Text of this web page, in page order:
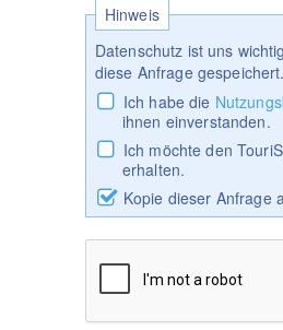
Hinweis
Datenschutz ist uns
diese Anfrage gespeichert.
Ich habe die
ihnen einverstanden.
Ich möchte den
erhalten.
Kopie dieser Anfrage